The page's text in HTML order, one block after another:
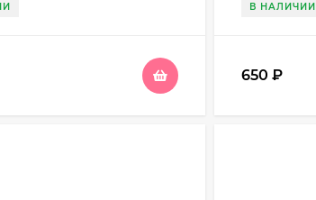
В НАЛИЧИИ
650₽